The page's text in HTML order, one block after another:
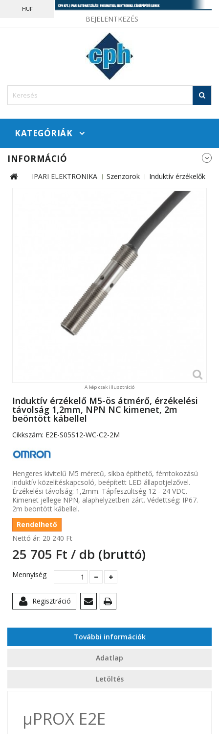
BEJELENTKEZÉS
HUF
KATEGÓRIÁK
INFORMÁCIÓ
IPARI ELEKTRONIKA Szenzorok Induktív érzékelők
A kép csak illusztráció
Induktív érzékelő M5-ös átmérő, érzékelési
távolság 1,2mm, NPN NC kimenet, 2m
beöntött kábellel
Cikkszám: E2E-S05S12-WC-C2-2M
Hengeres kivitelű M5 méretű, síkba építhető, fémtokozású
induktív közelítéskapcsoló, beépített LED állapotjelzővel.
Érzékelési távolság: 1,2mm. Tápfeszültség 12 - 24 VDC.
Kimenet jellege NPN, alaphelyzetben zárt. Védettség: IP67.
2m beöntött kábellel.
Rendelhető
Nettó ár: 20 240 Ft‎
25 705 Ft‎ / db (bruttó)
Mennyiség
Regisztráció
További információk
Adatlap
Letöltés
µPROX E2E